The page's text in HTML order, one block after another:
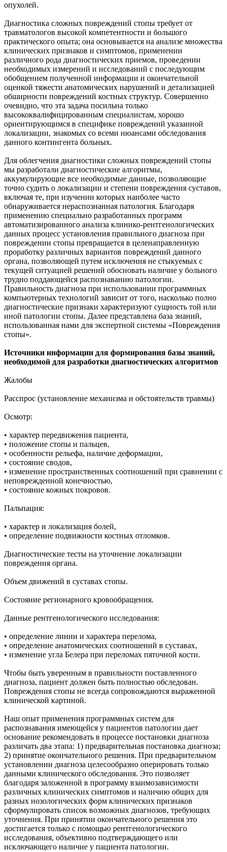
опухолей.
Диагностика сложных повреждений стопы требует от
травматологов высокой компетентности и большого
практического опыта; она основывается на анализе множества
клинических признаков и симптомов, применении
различного рода диагностических приемов, проведении
необходимых измерений и исследований с последующим
обобщением полученной информации и окончательной
оценкой тяжести анатомических нарушений и детализацией
обширности повреждений костных структур. Совершенно
очевидно, что эта задача посильна только
высококвалифицированным специалистам, хорошо
ориентирующимся в специфике повреждений указанной
локализации, знакомых со всеми нюансами обследования
данного контингента больных.
Для облегчения диагностики сложных повреждений стопы
мы разработали диагностические алгоритмы,
аккумулирующие все необходимые данные, позволяющие
точно судить о локализации и степени повреждения суставов,
включая те, при изучении которых наиболее часто
обнаруживается нераспознанная патология. Благодаря
применению специально разработанных программ
автоматизированного анализа клинико-рентгенологических
данных процесс установления правильного диагноза при
повреждении стопы превращается в целенаправленную
проработку различных вариантов повреждений данного
органа, позволяющей путем исключения не стыкуемых с
текущей ситуацией решений обосновать наличие у больного
трудно поддающейся распознаванию патологии.
Правильность диагноза при использовании программных
компьютерных технологий зависит от того, насколько полно
диагностические признаки характеризуют сущность той или
иной патологии стопы. Далее представлена база знаний,
использованная нами для экспертной системы «Повреждения
стопы».
Источники информации для формирования базы знаний,
необходимой для разработки диагностических алгоритмов
Жалобы
Расспрос (установление механизма и обстоятельств травмы)
Осмотр:
• характер передвижения пациента,
• положение стопы и пальцев,
• особенности рельефа, наличие деформации,
• состояние сводов,
• изменение пространственных соотношений при сравнении с
неповрежденной конечностью,
• состояние кожных покровов.
Пальпация:
• характер и локализация болей,
• определение подвижности костных отломков.
Диагностические тесты на уточнение локализации
повреждения органа.
Объем движений в суставах стопы.
Состояние регионарного кровообращения.
Данные рентгенологического исследования:
• определение линии и характера перелома,
• определение анатомических соотношений в суставах,
• изменение угла Белера при переломах пяточной кости.
Чтобы быть уверенным в правильности поставленного
диагноза, пациент должен быть полностью обследован.
Повреждения стопы не всегда сопровождаются выраженной
клинической картиной.
Наш опыт применения программных систем для
распознавания имеющейся у пациентов патологии дает
основание рекомендовать в процессе постановки диагноза
различать два этапа: 1) предварительная постановка диагноза;
2) принятие окончательного решения. При предварительном
установлении диагноза целесообразно оперировать только
данными клинического обследования. Это позволяет
благодаря заложенной в программу взаимозависимости
различных клинических симптомов и наличию общих для
разных нозологических форм клинических признаков
сформулировать список возможных диагнозов, требующих
уточнения. При принятии окончательного решения это
достигается только с помощью рентгенологического
исследования, объективно подтверждающего или
исключающего наличие у пациента патологии.